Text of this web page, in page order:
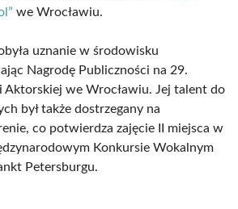
we Wrocławiu.
uznanie w środowisku
Nagrodę Publiczności na 29.
Aktorskiej we Wrocławiu. Jej talent do
był także dostrzegany na
co potwierdza zajęcie II miejsca w
Konkursie Wokalnym
Petersburgu.